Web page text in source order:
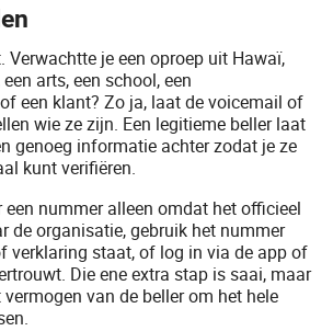
Verwachtte je een oproep uit Hawaï,
arts, een school, een
een klant? Zo ja, laat de voicemail of
wie ze zijn. Een legitieme beller laat
genoeg informatie achter zodat je ze
kunt verifiëren.
een nummer alleen omdat het officieel
de organisatie, gebruik het nummer
verklaring staat, of log in via de app of
Die ene extra stap is saai, maar
van de beller om het hele